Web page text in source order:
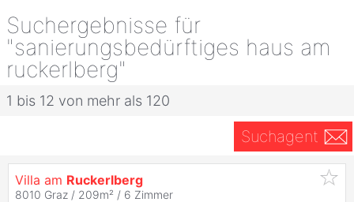
Suchergebnisse für
"sanierungsbedürftiges haus am
ruckerlberg"
1 bis 12 von mehr als 120
Suchagent
Villa am Ruckerlberg
8010 Graz / 209m² / 6 Zimmer